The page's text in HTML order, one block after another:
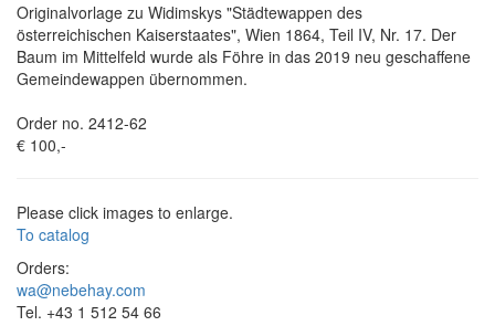
Originalvorlage zu Widimskys "Städtewappen des
österreichischen Kaiserstaates", Wien 1864, Teil IV, Nr. 17. Der
Baum im Mittelfeld wurde als Föhre in das 2019 neu geschaffene
Gemeindewappen übernommen.
Order no. 2412-62
€ 100,-
Please click images to enlarge.
To catalog
Orders:
wa@nebehay.com
Tel. +43 1 512 54 66